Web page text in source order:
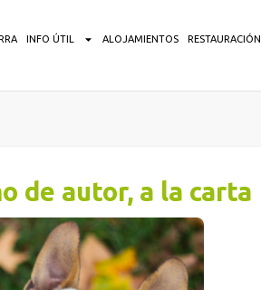
INFO ÚTIL ALOJAMIENTOS RESTAURACIÓN
de autor, a la carta